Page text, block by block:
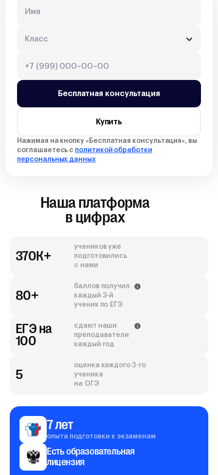
Бесплатная консультация
Купить
Нажимая на кнопку « Бесплатная консультация», вы
соглашаетесь с политикой обработки
персональных данных
Наша платформа
в цифрах
370К+
учеников уже
подготовились
с нами
80+
баллов получил
каждый 3-й
ученик по ЕГЭ
ЕГЭ на
100
сдают наши
преподаватели
каждый год
5
оценка каждого 3-го
ученика
на ОГЭ
7 лет
опыта подготовки к экзаменам
Есть образовательная
лицензия